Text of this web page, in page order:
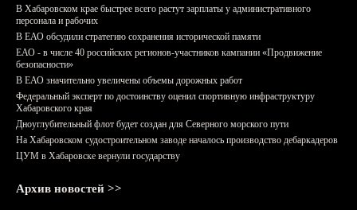
В Хабаровском крае быстрее всего растут зарплаты у административного
персонала и рабочих
В ЕАО обсудили стратегию сохранения исторической памяти
ЕАО - в числе 40 российских регионов-участников кампании «Продвижение
безопасности»
В ЕАО значительно увеличены объемы дорожных работ
Федеральный эксперт по достоинству оценил спортивную инфраструктуру
Хабаровского края
Дноуглубительный флот будет создан для Северного морского пути
На Хабаровском судостроительном заводе началось производство дебаркадеров
ЦУМ в Хабаровске вернули государству
Архив новостей >>